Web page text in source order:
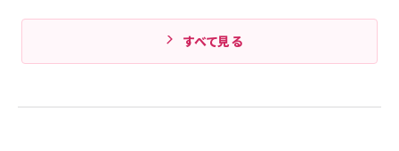
すべて見る